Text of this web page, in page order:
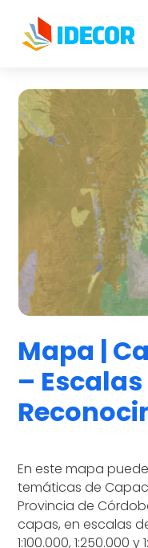
Mapa |
–
En este mapa
temáticas de
Provincia de
capas, en escalas
1:100.000, 1:250.000